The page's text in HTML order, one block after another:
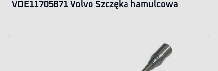
VOE11705871 Volvo Szczęka hamulcowa